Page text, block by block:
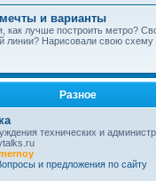
и варианты
как лучше построить метро?
линии? Нарисовали свою
Разное
технических и
и предложения по сайту